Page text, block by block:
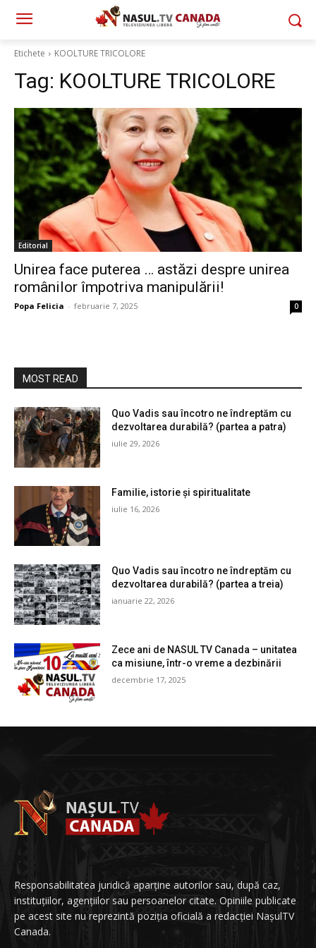
Etichete KOOLTURE TRICOLORE
Tag: KOOLTURE TRICOLORE
Editorial
Unirea face puterea … astăzi despre unirea
românilor împotriva manipulării!
Popa Felicia - februarie 7, 2025 0
MOST READ
Quo Vadis sau încotro ne îndreptăm cu
dezvoltarea durabilă? (partea a patra)
iulie 29, 2026
Familie, istorie și spiritualitate
iulie 16, 2026
Quo Vadis sau încotro ne îndreptăm cu
dezvoltarea durabilă? (partea a treia)
ianuarie 22, 2026
Zece ani de NASUL TV Canada – unitatea
ca misiune, într-o vreme a dezbinării
decembrie 17, 2025
Responsabilitatea juridică aparține autorilor sau, după caz,
instituțiilor, agențiilor sau persoanelor citate. Opiniile publicate
pe acest site nu reprezintă poziția oficială a redacției NașulTV
Canada.